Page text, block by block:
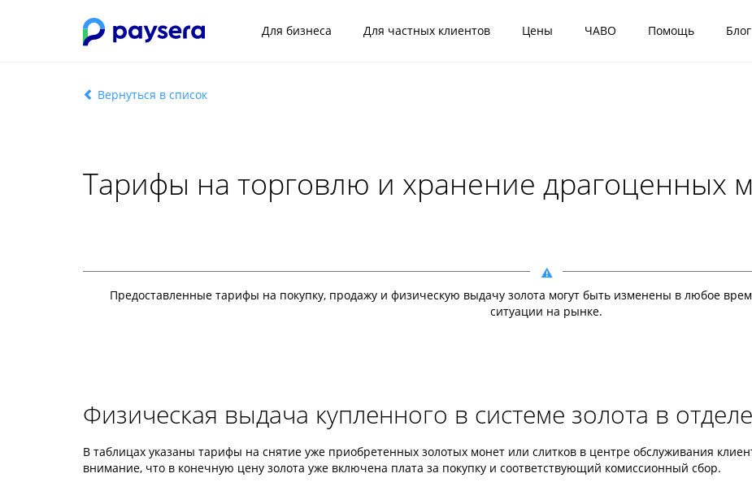
Для бизнеса Для частных клиентов Цены ЧАВО Помощь Блог
Вернуться в список
Тарифы на торговлю и хранение драгоценных
Предоставленные тарифы на покупку, продажу и физическую выдачу золота могут быть изменены в любое
ситуации на рынке.
Физическая выдача купленного в системе золота в
В таблицах указаны тарифы на снятие уже приобретенных золотых монет или слитков в центре обслуживания
внимание, что в конечную цену золота уже включена плата за покупку и соответствующий комиссионный сбор.